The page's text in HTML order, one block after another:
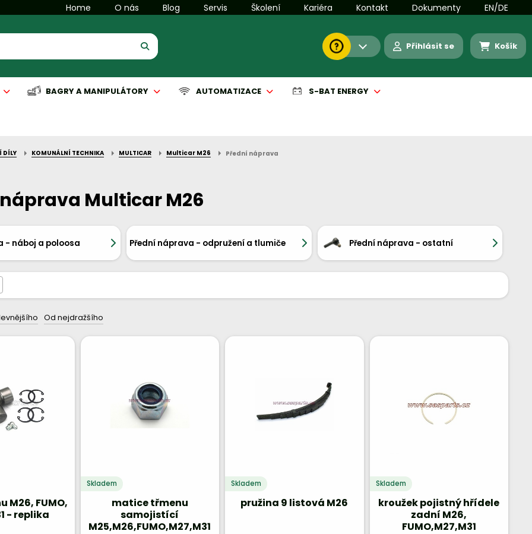
Home O nás Blog Servis Školení Kariéra Kontakt Dokumenty EN/DE
Přihlásit se Košík
BAGRY A MANIPULÁTORY AUTOMATIZACE S-BAT ENERGY
DÍLY KOMUNÁLNÍ TECHNIKA MULTICAR Multicar M26 Přední náprava
Multicar M26
- náboj a poloosa Přední náprava - odpružení a tlumiče Přední náprava - ostatní
Od nejdražšího
M26, FUMO,
- replika
Skladem
matice třmenu
samojistící
M25,M26,FUMO,M27,M31
Skladem
pružina 9 listová M26
Skladem
kroužek pojistný hřídele
zadní M26,
FUMO,M27,M31